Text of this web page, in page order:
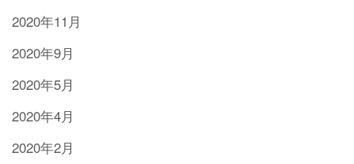
2020年11月
2020年9月
2020年5月
2020年4月
2020年2月